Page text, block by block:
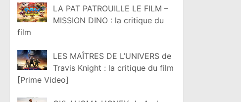
LA PAT PATROUILLE LE FILM –
MISSION DINO : la critique du
film
LES MAÎTRES DE L’UNIVERS de
Travis Knight : la critique du film
[Prime Video]